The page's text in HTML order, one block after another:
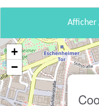
Afficher
+
−